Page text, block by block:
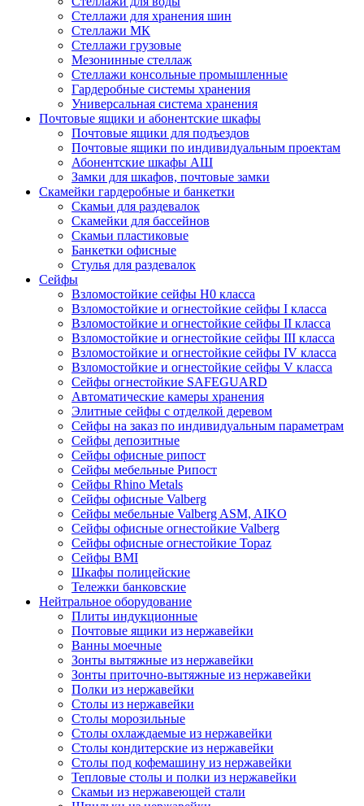
Стеллажи для хранения шин
Стеллажи МК
Стеллажи грузовые
Мезонинные стеллаж
Стеллажи консольные промышленные
Гардеробные системы хранения
Универсальная система хранения
Почтовые ящики и абонентские шкафы
Почтовые ящики для подъездов
Почтовые ящики по индивидуальным проектам
Абонентские шкафы АШ
Замки для шкафов, почтовые замки
Скамейки гардеробные и банкетки
Скамьи для раздевалок
Скамейки для бассейнов
Скамьи пластиковые
Банкетки офисные
Стулья для раздевалок
Сейфы
Взломостойкие сейфы H0 класса
Взломостойкие и огнестойкие сейфы I класса
Взломостойкие и огнестойкие сейфы II класса
Взломостойкие и огнестойкие сейфы III класса
Взломостойкие и огнестойкие сейфы IV класса
Взломостойкие и огнестойкие сейфы V класса
Сейфы огнестойкие SAFEGUARD
Автоматические камеры хранения
Элитные сейфы с отделкой деревом
Сейфы на заказ по индивидуальным параметрам
Сейфы депозитные
Сейфы офисные рипост
Сейфы мебельные Рипост
Сейфы Rhino Metals
Сейфы офисные Valberg
Сейфы мебельные Valberg ASM, AIKO
Сейфы офисные огнестойкие Valberg
Сейфы офисные огнестойкие Topaz
Сейфы ВМI
Шкафы полицейские
Тележки банковские
Нейтральное оборудование
Плиты индукционные
Почтовые ящики из нержавейки
Ванны моечные
Зонты вытяжные из нержавейки
Зонты приточно-вытяжные из нержавейки
Полки из нержавейки
Столы из нержавейки
Столы морозильные
Столы охлаждаемые из нержавейки
Столы кондитерские из нержавейки
Столы под кофемашину из нержавейки
Тепловые столы и полки из нержавейки
Скамьи из нержавеющей стали